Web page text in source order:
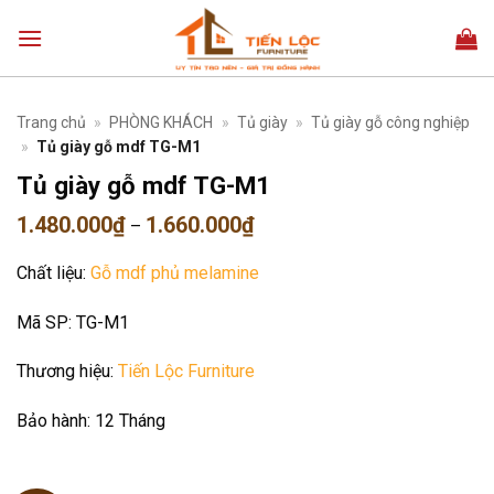
qua
Trang chủ » PHÒNG KHÁCH » Tủ giày » Tủ giày gỗ công nghiệp
» Tủ giày gỗ mdf TG-M1
Tủ giày gỗ mdf TG-M1
1.480.000₫ – 1.660.000₫Khoảng
1.480.000₫
Chất liệu: Gỗ mdf phủ melamine
Mã SP: TG-M1
Thương hiệu: Tiến Lộc Furniture
Bảo hành: 12 Tháng